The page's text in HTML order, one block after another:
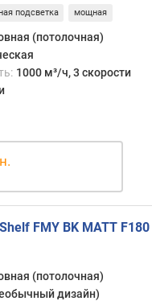
подсветка мощная
(потолочная)
1000 м³/ч, 3 скорости
FMY BK MATT F180
(потолочная)
дизайн)